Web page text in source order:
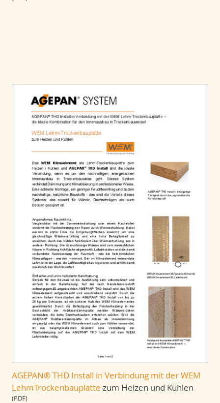
AGEPAN® THD Install in Verbindung mit der WEM
LehmTrockenbauplatte zum Heizen und Kühlen
(PDF)